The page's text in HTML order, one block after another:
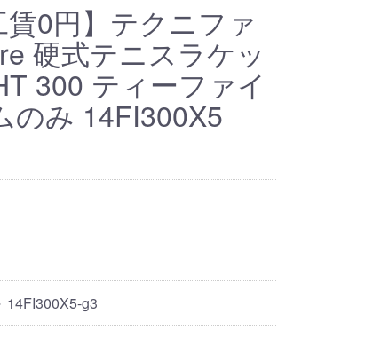
賃0円】テクニファ
硬式テニスラケッ
300 ティーファイ
のみ 14FI300X5
14FI300X5-g3